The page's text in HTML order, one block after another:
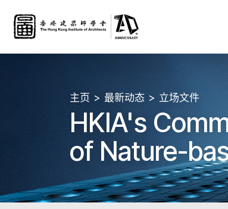
主页 最新动态 立场文件
HKIA's
of Nature-